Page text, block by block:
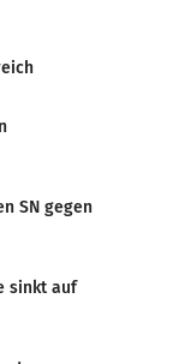
SN gegen
sinkt auf